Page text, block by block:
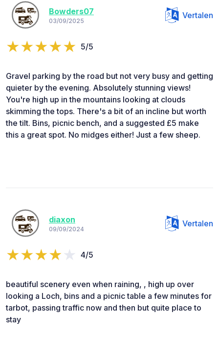
Bowders07
03/09/2025
Vertalen
5/5
Gravel parking by the road but not very busy and getting
quieter by the evening. Absolutely stunning views!
You're high up in the mountains looking at clouds
skimming the tops. There's a bit of an incline but worth
the tilt. Bins, picnic bench, and a suggested £5 make
this a great spot. No midges either! Just a few sheep.
diaxon
09/09/2024
Vertalen
4/5
beautiful scenery even when raining, , high up over
looking a Loch, bins and a picnic table a few minutes for
tarbot, passing traffic now and then but quite place to
stay